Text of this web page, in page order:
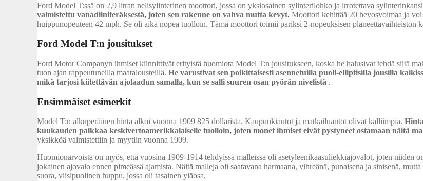
Ford Model T:ssä on 2,9 litran nelisylinterinen moottori, jossa on yksiosainen sylinterilohko ja irrotettava
valmistettu vanadiiniteräksestä, joten sen rakenne on vahva mutta kevyt. Moottori kehittää 20 hevosvoimaa ja voi
huippunopeuteen 42 mph. Se oli aika nopea tuolloin. Tämä moottori toimii pariksi 2-nopeuksisen planeettavaihteiston
Ford Model T:n jousitukset
Ford Motor Companyn ihmiset kiinnittivät erityistä huomiota Model T:n jousitukseen, koska he halusivat tehdä siitä
tuon ajan rappeutuneilla maatalousteillä. He varustivat sen poikittaisesti asennetuilla puoli-elliptisilla jousilla
mikä tarjosi kiitettävän ajolaadun samalla, kun se salli suuren osan pyörän nivelistä .
Ensimmäiset esimerkit
Model T:n alkuperäinen hinta alkoi vuonna 1909 825 dollarista. Kaupunkiautot ja matkailuautot olivat kalliimpia.
kuukauden palkkaa keskivertoamerikkalaiselle tuolloin, joten monet ihmiset eivät pystyneet ostamaan näitä
yksikköä valmistettiin ja myytiin vuonna 1909.
Huomionarvoista on myös, että vuosina 1909-1914 tehdyissä malleissa oli asetyleenikaasuliekkiajovalot, joten niiden
jokainen ajovalo ennen pimeässä ajamista. Näitä malleja oli saatavana harmaana, vihreänä, punaisena ja sinisenä,
suora, viisipuolinen huppu, jossa oli tasainen yläosa.